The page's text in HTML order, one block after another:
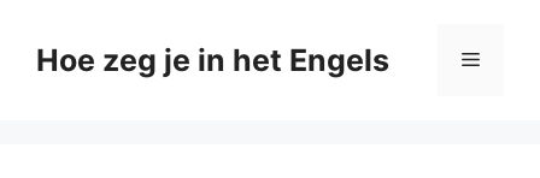
naarHoe zeg je in het Engels Menu